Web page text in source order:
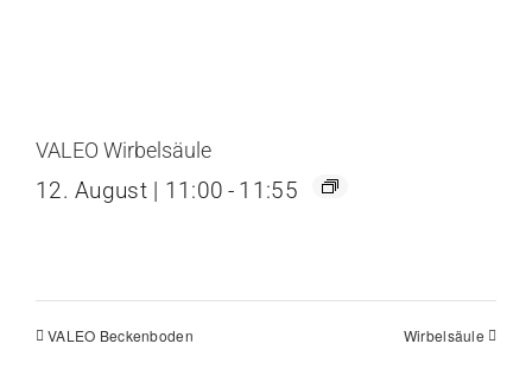
VALEO Wirbelsäule
12. August | 11:00 - 11:55
VALEO Beckenboden Wirbelsäule